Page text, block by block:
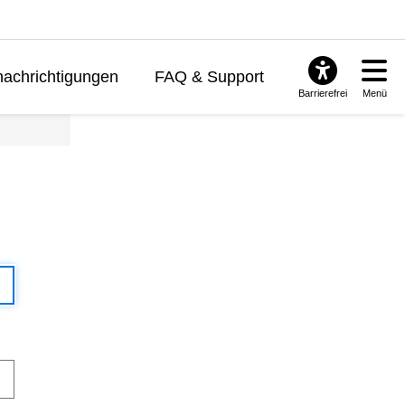
FAQ & Support
Barrierefrei Menü